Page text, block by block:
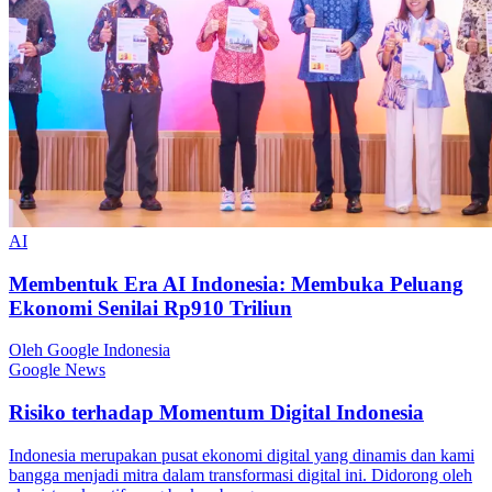
AI
Membentuk Era AI Indonesia: Membuka Peluang
Ekonomi Senilai Rp910 Triliun
Oleh Google Indonesia
Google News
Risiko terhadap Momentum Digital Indonesia
Indonesia merupakan pusat ekonomi digital yang dinamis dan kami
bangga menjadi mitra dalam transformasi digital ini. Didorong oleh